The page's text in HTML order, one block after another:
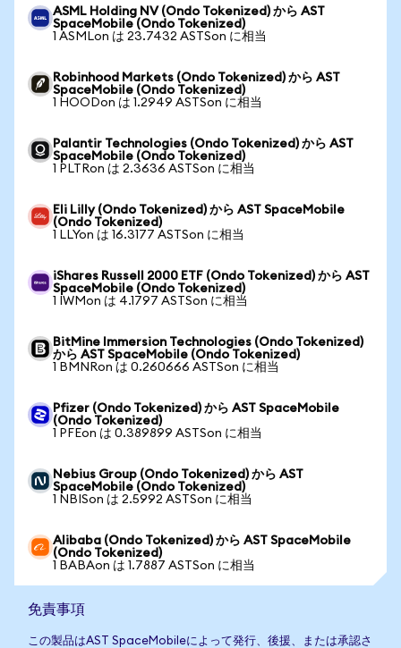
ASML Holding NV (Ondo Tokenized) から AST
SpaceMobile (Ondo Tokenized)
1 ASMLon は 23.7432 ASTSon に相当
Robinhood Markets (Ondo Tokenized) から AST
SpaceMobile (Ondo Tokenized)
1 HOODon は 1.2949 ASTSon に相当
Palantir Technologies (Ondo Tokenized) から AST
SpaceMobile (Ondo Tokenized)
1 PLTRon は 2.3636 ASTSon に相当
Eli Lilly (Ondo Tokenized) から AST SpaceMobile
(Ondo Tokenized)
1 LLYon は 16.3177 ASTSon に相当
iShares Russell 2000 ETF (Ondo Tokenized) から AST
SpaceMobile (Ondo Tokenized)
1 IWMon は 4.1797 ASTSon に相当
BitMine Immersion Technologies (Ondo Tokenized)
から AST SpaceMobile (Ondo Tokenized)
1 BMNRon は 0.260666 ASTSon に相当
Pfizer (Ondo Tokenized) から AST SpaceMobile
(Ondo Tokenized)
1 PFEon は 0.389899 ASTSon に相当
Nebius Group (Ondo Tokenized) から AST
SpaceMobile (Ondo Tokenized)
1 NBISon は 2.5992 ASTSon に相当
Alibaba (Ondo Tokenized) から AST SpaceMobile
(Ondo Tokenized)
1 BABAon は 1.7887 ASTSon に相当
免責事項
この製品はAST SpaceMobileによって発行、後援、または承認さ